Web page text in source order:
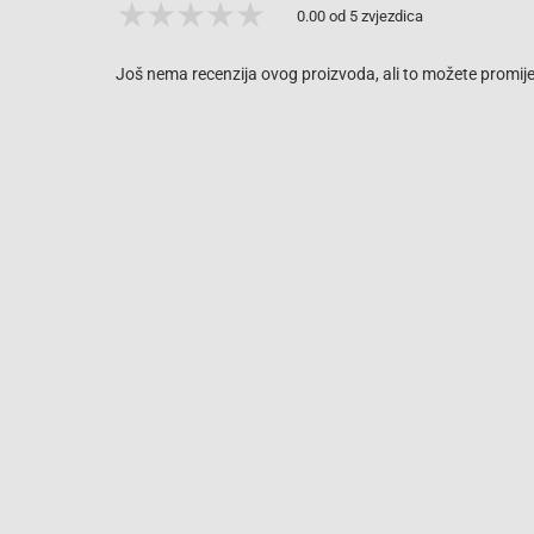
0.00 od 5 zvjezdica
Još nema recenzija ovog proizvoda, ali to možete